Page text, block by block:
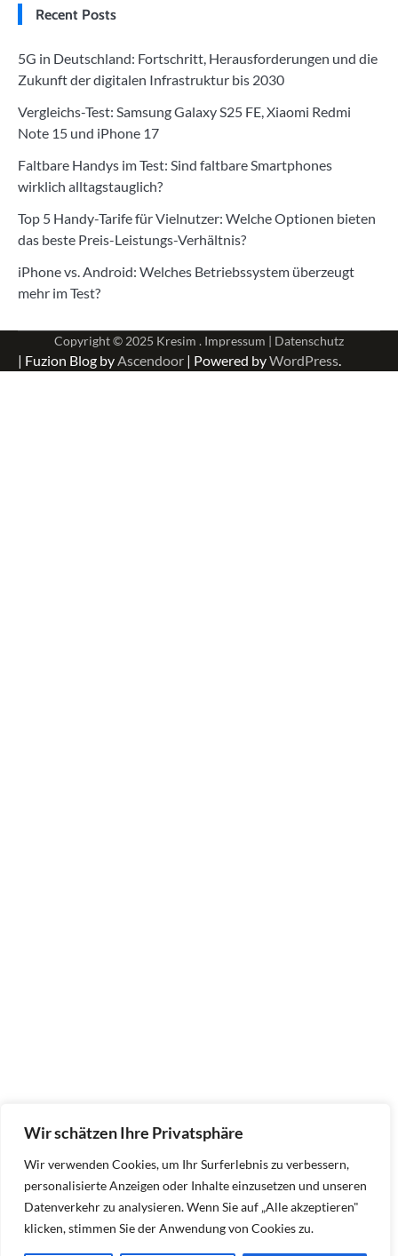
Wir schätzen Ihre Privatsphäre
Wir verwenden Cookies, um Ihr Surferlebnis zu verbessern,
personalisierte Anzeigen oder Inhalte einzusetzen und unseren
Datenverkehr zu analysieren. Wenn Sie auf „Alle akzeptieren"
klicken, stimmen Sie der Anwendung von Cookies zu.
Recent Posts
5G in Deutschland: Fortschritt, Herausforderungen und die
Zukunft der digitalen Infrastruktur bis 2030
Vergleichs-Test: Samsung Galaxy S25 FE, Xiaomi Redmi
Note 15 und iPhone 17
Faltbare Handys im Test: Sind faltbare Smartphones
wirklich alltagstauglich?
Top 5 Handy-Tarife für Vielnutzer: Welche Optionen bieten
das beste Preis-Leistungs-Verhältnis?
iPhone vs. Android: Welches Betriebssystem überzeugt
mehr im Test?
Copyright © 2025 Kresim . Impressum | Datenschutz
| Fuzion Blog byAscendoor | Powered byWordPress.